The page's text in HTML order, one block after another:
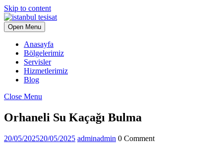
Skip to content
Open Menu
Anasayfa
Bölgelerimiz
Servisler
Hizmetlerimiz
Blog
Close Menu
Orhaneli Su Kaçağı Bulma
20/05/202520/05/2025 adminadmin 0 Comment